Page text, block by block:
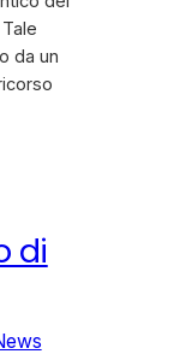
da un
di